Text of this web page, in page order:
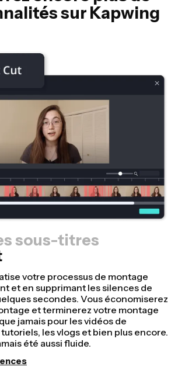
sur Kapwing
sous-titres
plus rapidement et donnez-leur
grâce à notre fonction
canevas. En quelques clics, vous
seule vidéo et l’ajuster à la bonne
autres plateformes, que ce soit
Instagram, Twitter, LinkedIn ou